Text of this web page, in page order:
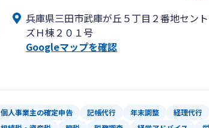
するため安心してご相談いただけます。
兵庫県三田市武庫が丘５丁目２番地セン
ズＨ棟２０１号
Googleマップを確認
個人事業主の確定申告 記帳代行 年末調整 経理代行